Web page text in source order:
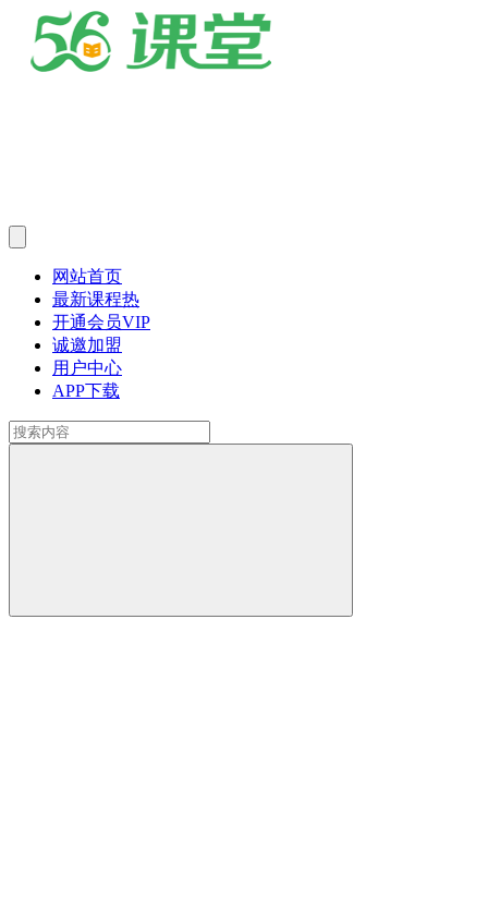
网站首页
最新课程热
开通会员VIP
诚邀加盟
用户中心
APP下载